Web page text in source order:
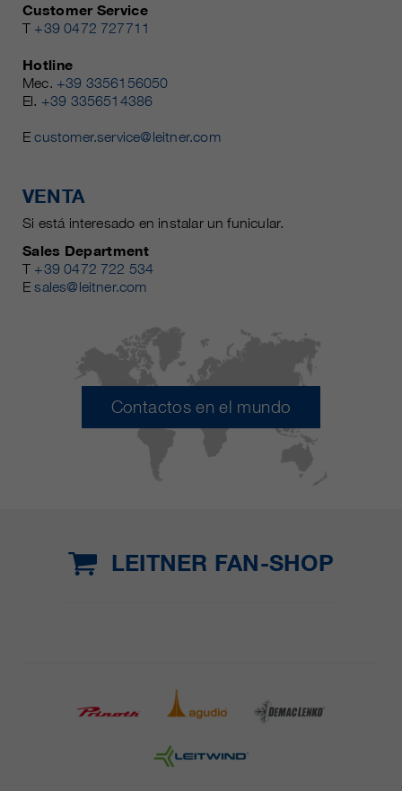
Customer Service
T +39 0472 727711
Hotline
Mec. +39 3356156050
El. +39 3356514386
Ecustomer.service@leitner.com
VENTA
Si está interesado en instalar un funicular.
Sales Department
T +39 0472 722 534
Esales@leitner.com
Contactos en el mundo
LEITNER FAN-SHOP